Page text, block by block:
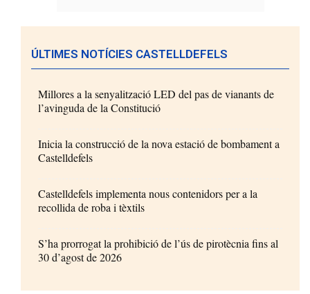
ÚLTIMES NOTÍCIES CASTELLDEFELS
Millores a la senyalització LED del pas de vianants de
l’avinguda de la Constitució
Inicia la construcció de la nova estació de bombament a
Castelldefels
Castelldefels implementa nous contenidors per a la
recollida de roba i tèxtils
S’ha prorrogat la prohibició de l’ús de pirotècnia fins al
30 d’agost de 2026